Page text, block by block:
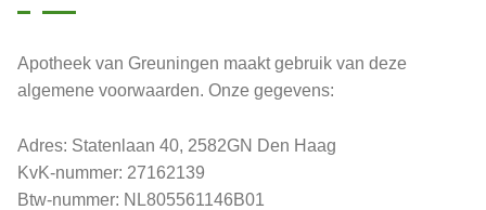
Apotheek van Greuningen maakt gebruik van deze
algemene voorwaarden. Onze gegevens:
Adres: Statenlaan 40, 2582GN Den Haag
KvK-nummer: 27162139
Btw-nummer: NL805561146B01